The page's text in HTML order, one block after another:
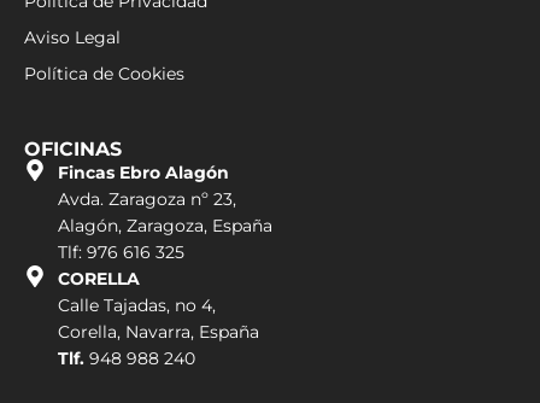
Aviso Legal
Política de Cookies
OFICINAS
Fincas Ebro Alagón
Avda. Zaragoza nº 23,
Alagón, Zaragoza, España
Tlf: 976 616 325
CORELLA
Calle Tajadas, no 4,
Corella, Navarra, España
Tlf. 948 988 240